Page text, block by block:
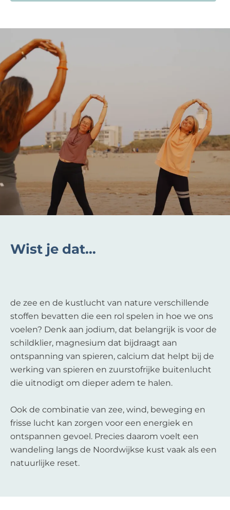
Wist je dat…
de zee en de kustlucht van nature verschillende
stoffen bevatten die een rol spelen in hoe we ons
voelen? Denk aan jodium, dat belangrijk is voor de
schildklier, magnesium dat bijdraagt aan
ontspanning van spieren, calcium dat helpt bij de
werking van spieren en zuurstofrijke buitenlucht
die uitnodigt om dieper adem te halen.
Ook de combinatie van zee, wind, beweging en
frisse lucht kan zorgen voor een energiek en
ontspannen gevoel. Precies daarom voelt een
wandeling langs de Noordwijkse kust vaak als een
natuurlijke reset.